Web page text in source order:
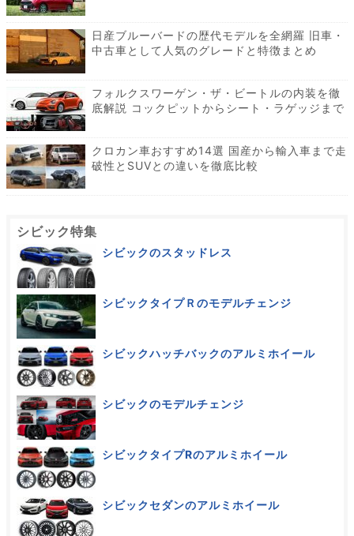
日産ブルーバードの歴代モデルを全網羅 旧車・
中古車として人気のグレードと特徴まとめ
フォルクスワーゲン・ザ・ビートルの内装を徹
底解説 コックピットからシート・ラゲッジまで
クロカン車おすすめ14選 国産から輸入車まで走
破性とSUVとの違いを徹底比較
シビック特集
シビックのスタッドレス
シビックタイプＲのモデルチェンジ
シビックハッチバックのアルミホイール
シビックのモデルチェンジ
シビックタイプRのアルミホイール
シビックセダンのアルミホイール